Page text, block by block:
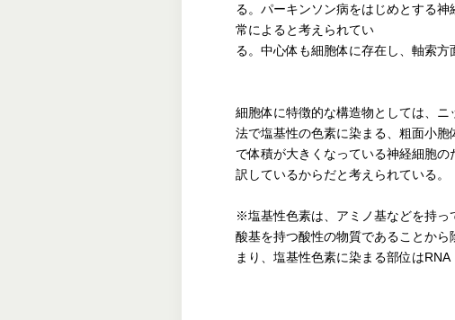
る。パーキンソン病をはじめとする
常によると考えられてい
る。中心体も細胞体に存在し、軸索方
細胞体に特徴的な構造物としては、
法で塩基性の色素に染まる、粗面小
で体積が大きくなっている神経細胞
訳しているからだと考えられている。
※塩基性色素は、アミノ基などを持っ
酸基を持つ酸性の物質であることか
まり、塩基性色素に染まる部位は